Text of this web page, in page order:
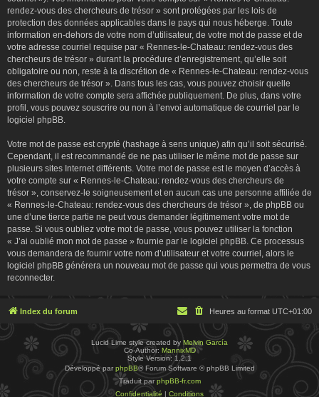
rendez-vous des chercheurs de trésor » sont protégées par les lois de
protection des données applicables dans le pays qui nous héberge. Toute
information en-dehors de votre nom d’utilisateur, de votre mot de passe et de
votre adresse courriel requise par « Rennes-le-Chateau: rendez-vous des
chercheurs de trésor » durant la procédure d’enregistrement, qu’elle soit
obligatoire ou non, reste à la discrétion de « Rennes-le-Chateau: rendez-vous
des chercheurs de trésor ». Dans tous les cas, vous pouvez choisir quelle
information de votre compte sera affichée publiquement. De plus, dans votre
profil, vous pouvez souscrire ou non à l’envoi automatique de courriel par le
logiciel phpBB.
Votre mot de passe est crypté (hashage à sens unique) afin qu’il soit sécurisé.
Cependant, il est recommandé de ne pas utiliser le même mot de passe sur
plusieurs sites Internet différents. Votre mot de passe est le moyen d’accès à
votre compte sur « Rennes-le-Chateau: rendez-vous des chercheurs de
trésor », conservez-le soigneusement et en aucun cas une personne affiliée de
« Rennes-le-Chateau: rendez-vous des chercheurs de trésor », de phpBB ou
une d’une tierce partie ne peut vous demander légitimement votre mot de
passe. Si vous oubliez votre mot de passe, vous pouvez utiliser la fonction
« J’ai oublié mon mot de passe » fournie par le logiciel phpBB. Ce processus
vous demandera de fournir votre nom d’utilisateur et votre courriel, alors le
logiciel phpBB générera un nouveau mot de passe qui vous permettra de vous
reconnecter.
Index du forum Heures au format UTC+01:00
Lucid Lime style created by Melvin García
Co-Author: MannixMD
Style Version: 1.2.1
Développé par phpBB® Forum Software © phpBB Limited
Traduit parphpBB-fr.com
Confidentialité | Conditions